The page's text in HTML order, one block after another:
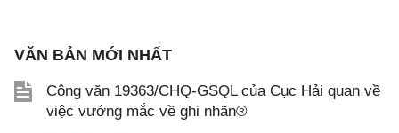
VĂN BẢN MỚI NHẤT
Công văn 19363/CHQ-GSQL của Cục Hải quan về
việc vướng mắc về ghi nhãn®